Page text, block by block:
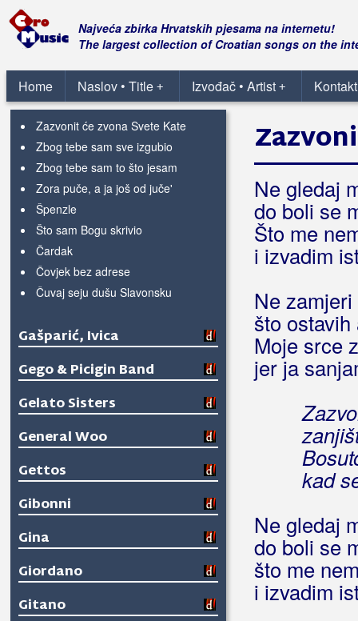
Najveća zbirka Hrvatskih pjesama na internetu!
The largest collection of Croatian songs on the
Home +
Naslov • Title +
Izvođač • Artist
Za starinsku hižu
Za tu mladost dajem dušu
Zadnji put
Zasvirali moju pjesmu
Zazvonit će zvona Svete Kate
Zbog tebe sam sve izgubio
Zbog tebe sam to što jesam
Zora puče, a ja još od juče'
Špenzle
Što sam Bogu skrivio
Čardak
Čovjek bez adrese
Čuvaj seju dušu Slavonsku
Gašparić, Ivica
Gego & Picigin Band
Gelato Sisters
General Woo
Gettos
Gibonni
Gina
Giordano
Gitano
Ne gledaj
do boli se
Što me
i izvadim
Ne
što
Moje srce
jer ja
kad
Ne gledaj
do boli se
što me
i izvadim